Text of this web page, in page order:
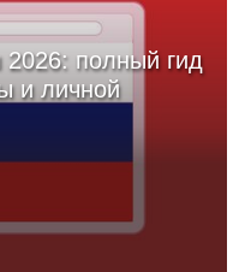
2026: полный гид
и личной